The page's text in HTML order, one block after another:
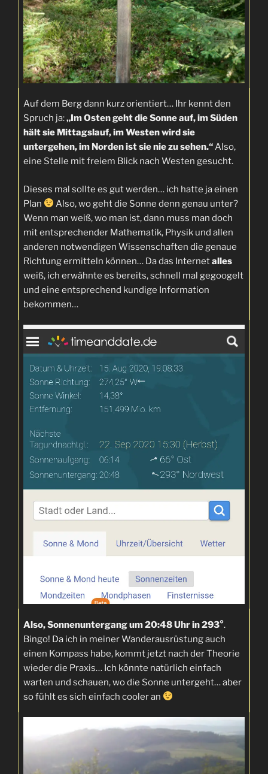
Auf dem Berg dann kurz orientiert… Ihr kennt den
Spruch ja:„Im Osten geht die Sonne auf, im Süden
hält sie Mittagslauf, im Westen wird sie
untergehen, im Norden ist sie nie zu sehen.“Also,
eine Stelle mit freiem Blick nach Westen gesucht.
Dieses mal sollte es gut werden… ich hatte ja einen
Plan
Also, wo geht die Sonne denn genau unter?
Wenn man weiß, wo man ist, dann muss man doch
mit entsprechender Mathematik, Physik und allen
anderen notwendigen Wissenschaften die genaue
Richtung ermitteln können… Da das Internetalles
weiß, ich erwähnte es bereits, schnell mal gegoogelt
und eine entsprechend kundige Information
bekommen…
Also, Sonnenuntergang um 20:48 Uhr in 293°.
Bingo! Da ich in meiner Wanderausrüstung auch
einen Kompass habe, kommt jetzt nach der Theorie
wieder die Praxis… Ich könnte natürlich einfach
warten und schauen, wo die Sonne untergeht… aber
so fühlt es sich einfach cooler an